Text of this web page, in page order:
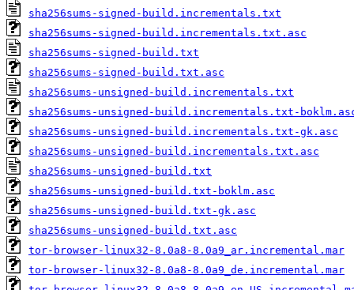
sha256sums-signed-build.incrementals.txt
sha256sums-signed-build.incrementals.txt.asc
sha256sums-signed-build.txt
sha256sums-signed-build.txt.asc
sha256sums-unsigned-build.incrementals.txt
sha256sums-unsigned-build.incrementals.txt-
sha256sums-unsigned-build.incrementals.txt-gk.asc
sha256sums-unsigned-build.incrementals.txt.asc
sha256sums-unsigned-build.txt
sha256sums-unsigned-build.txt-boklm.asc
sha256sums-unsigned-build.txt-gk.asc
sha256sums-unsigned-build.txt.asc
tor-browser-linux32-8.0a8-8.0a9_ar.incremental.mar
tor-browser-linux32-8.0a8-8.0a9_de.incremental.mar